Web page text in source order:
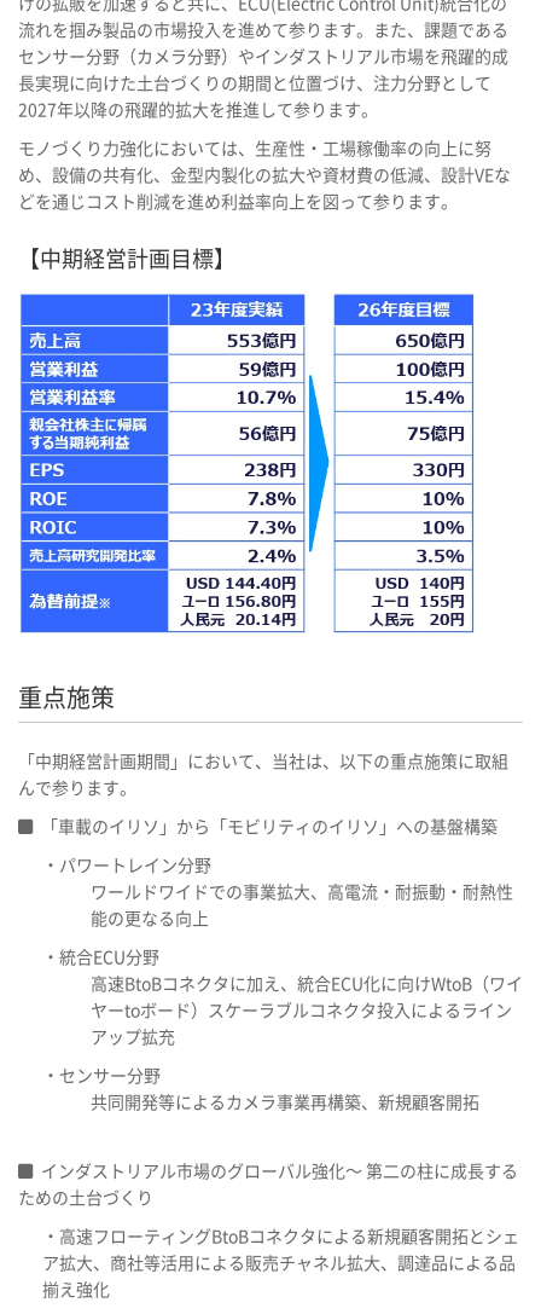
流れを掴み製品の市場投入を進めて参ります。また、課題である
センサー分野（カメラ分野）やインダストリアル市場を飛躍的成
長実現に向けた土台づくりの期間と位置づけ、注力分野として
2027年以降の飛躍的拡大を推進して参ります。
モノづくり力強化においては、生産性・工場稼働率の向上に努
め、設備の共有化、金型内製化の拡大や資材費の低減、設計VEな
どを通じコスト削減を進め利益率向上を図って参ります。
【中期経営計画目標】
重点施策
「中期経営計画期間」において、当社は、以下の重点施策に取組
んで参ります。
「車載のイリソ」から「モビリティのイリソ」への基盤構築
・パワートレイン分野
ワールドワイドでの事業拡大、高電流・耐振動・耐熱性
能の更なる向上
・統合ECU分野
高速BtoBコネクタに加え、統合ECU化に向けWtoB（ワイ
ヤーtoボード）スケーラブルコネクタ投入によるライン
アップ拡充
・センサー分野
共同開発等によるカメラ事業再構築、新規顧客開拓
インダストリアル市場のグローバル強化～ 第二の柱に成長する
ための土台づくり
・高速フローティングBtoBコネクタによる新規顧客開拓とシェ
ア拡大、商社等活用による販売チャネル拡大、調達品による品
揃え強化